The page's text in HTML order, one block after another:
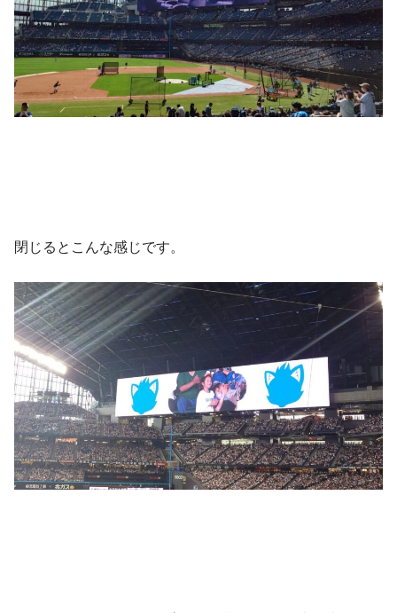
閉じるとこんな感じです。